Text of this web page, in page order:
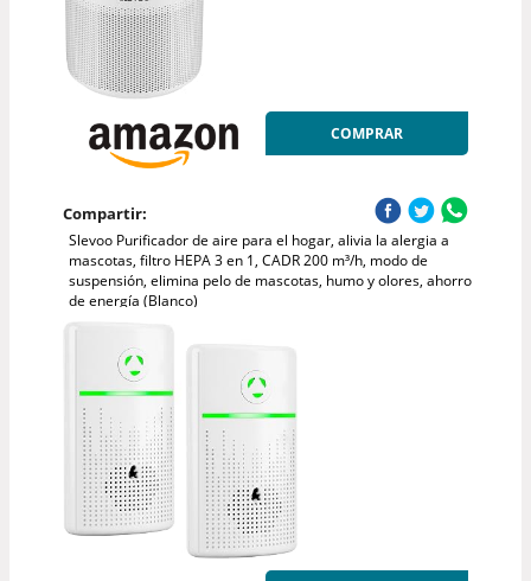
COMPRAR
Compartir:
Slevoo Purificador de aire para el hogar, alivia la alergia a
mascotas, filtro HEPA 3 en 1, CADR 200 m³/h, modo de
suspensión, elimina pelo de mascotas, humo y olores, ahorro
de energía (Blanco)